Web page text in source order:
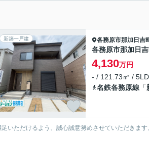
新築一戸建 各務原市那加日吉
各務原市那加日
4,130万円
- / 121.73㎡ /
名鉄各務原線 「
足いただけるよう、誠心誠意努めさせていただきます